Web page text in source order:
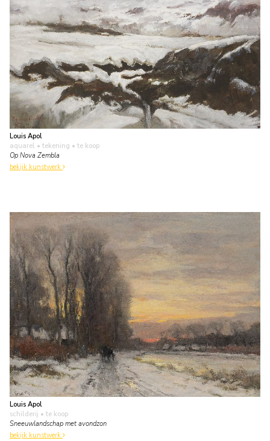
Louis Apol
aquarel • tekening • te koop
Op Nova Zembla
bekijk kunstwerk
Louis Apol
schilderij • te koop
Sneeuwlandschap met avondzon
bekijk kunstwerk